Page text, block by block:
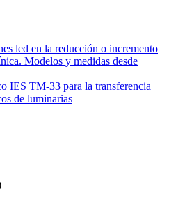
led en la reducción o incremento
Modelos y medidas desde
IES TM-33 para la transferencia
de luminarias